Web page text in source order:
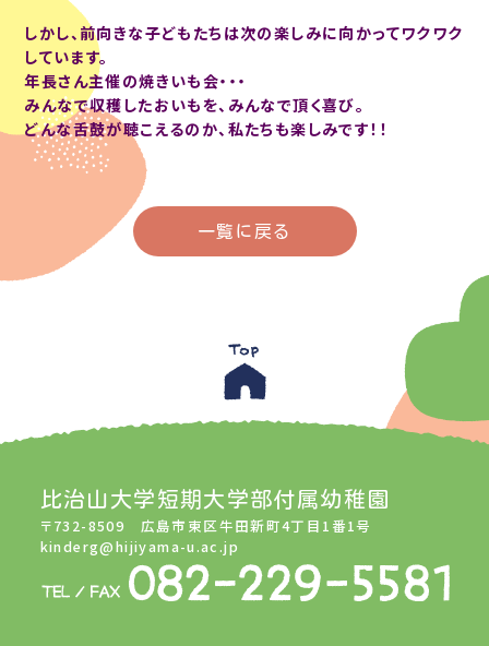
しかし、前向きな子どもたちは次の楽しみに向かってワクワク
しています。
年長さん主催の焼きいも会・・・
みんなで収穫したおいもを、みんなで頂く喜び。
どんな舌鼓が聴こえるのか、私たちも楽しみです！！
一覧に戻る
比治山大学短期大学部付属幼稚園
〒732-8509 広島市東区牛田新町4丁目1番1号
kinderg@hijiyama-u.ac.jp